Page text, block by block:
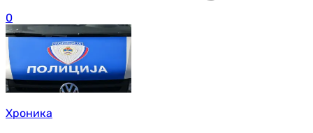
0
Хроника